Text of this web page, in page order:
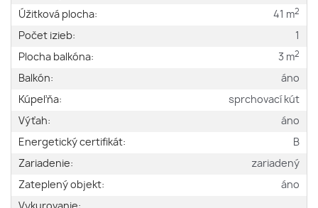
Úžitková plocha: 41 m2
Počet izieb:
1
Plocha balkóna:
3 m2
Balkón:
áno
Kúpeľňa:
sprchovací kút
Výťah:
áno
Energetický certifikát:
B
Zariadenie:
zariadený
Zateplený objekt:
áno